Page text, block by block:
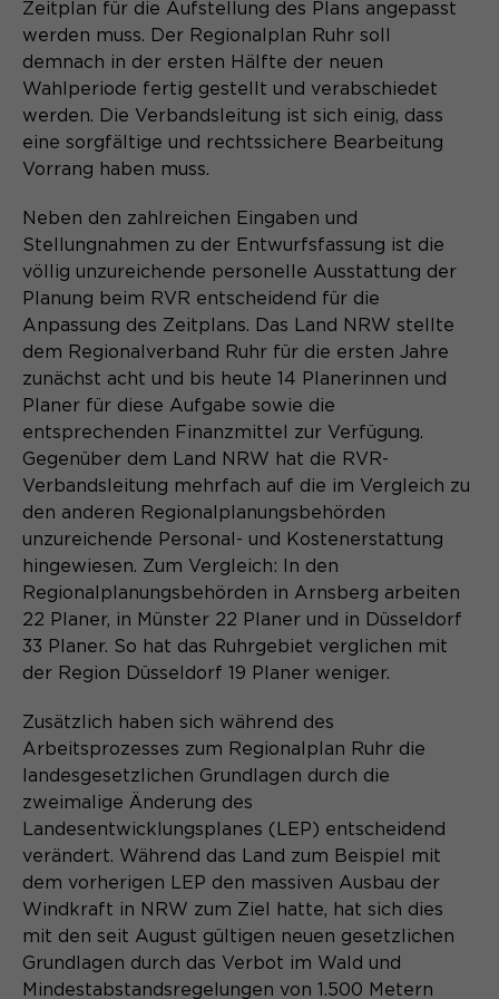
Zweck
Content Management System dieser
Webseite. Diese Basis-Cookies sind
unerlässlich, damit Ihr Besuch auf der
Website angenehm und flüssig wird:
Sie ermöglichen es der Website, Sie
zu erkennen und somit Ihre Sitzung
offen zu halten. Es speichert bei
einem Benutzer-Login für einen
ID als verschlüsselten Wert (sog.
"hash-Wert") zum entsprechenden
Datenbankeintrag des Nutzers.
Name PHPSESSID
Anbieter Session-Cookies
Laufzeit
Der Session Cookie wird beim
Schließen des Browsers wieder
gelöscht.
Zweck
PHPs Standard Sitzungs- Identifikation
(Formulare).
Anbieter TYPO3
Laufzeit Ende der Sitzung
Zweck
Dieser Cookie teilt der Webseite mit,
ob ein Besucher im Typo3-Backend
angemeldet ist und die Rechte besitzt
Name _pk_id*
Anbieter Matomo
Laufzeit 13 Monate
Zweck
Dient zur anonymen
Name _pk_ses*
Anbieter Matomo
Laufzeit 30 Minuten
Zweck
Speichert vorübergehend Daten der
aktuellen Sitzung.
Name _pk_ref.*
Anbieter Matomo
Laufzeit 6 Monate
Zweck Speichert die Herkunft des Besuchers.
Name MATOMO_SESSID
Anbieter
Laufzeit Sitzung
Zweck
Temporäre Session-ID, ohne
personenbezogene Daten.
Cookie-Informationen
Aktivierung Mehrsprachigkeit
Diese Cookies ermöglichen die automatische
Übersetzung der Website-Inhalte durch GTranslate.
Anbieter GTranslate Inc.
Laufzeit
Zweck
Speichert die vom Nutzer gewählte
Sprache für die automatische
Übersetzung der Website.
Zeitplan für die Aufstellung des Plans angepasst
werden muss. Der Regionalplan Ruhr soll
demnach in der ersten Hälfte der neuen
Wahlperiode fertig gestellt und verabschiedet
werden. Die Verbandsleitung ist sich einig, dass
eine sorgfältige und rechtssichere Bearbeitung
Vorrang haben muss.
Neben den zahlreichen Eingaben und
Stellungnahmen zu der Entwurfsfassung ist die
völlig unzureichende personelle Ausstattung der
Planung beim RVR entscheidend für die
Anpassung des Zeitplans. Das Land NRW stellte
dem Regionalverband Ruhr für die ersten Jahre
zunächst acht und bis heute 14 Planerinnen und
Planer für diese Aufgabe sowie die
entsprechenden Finanzmittel zur Verfügung.
Gegenüber dem Land NRW hat die RVR-
Verbandsleitung mehrfach auf die im Vergleich zu
den anderen Regionalplanungsbehörden
unzureichende Personal- und Kostenerstattung
hingewiesen. Zum Vergleich: In den
Regionalplanungsbehörden in Arnsberg arbeiten
22 Planer, in Münster 22 Planer und in Düsseldorf
33 Planer. So hat das Ruhrgebiet verglichen mit
der Region Düsseldorf 19 Planer weniger.
Zusätzlich haben sich während des
Arbeitsprozesses zum Regionalplan Ruhr die
landesgesetzlichen Grundlagen durch die
zweimalige Änderung des
Landesentwicklungsplanes (LEP) entscheidend
verändert. Während das Land zum Beispiel mit
dem vorherigen LEP den massiven Ausbau der
Windkraft in NRW zum Ziel hatte, hat sich dies
mit den seit August gültigen neuen gesetzlichen
Grundlagen durch das Verbot im Wald und
Mindestabstandsregelungen von 1.500 Metern